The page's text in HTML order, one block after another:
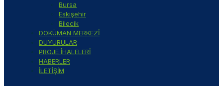
Bursa
Eskişehir
Bilecik
DOKÜMAN MERKEZİ
DUYURULAR
PROJE İHALELERİ
HABERLER
İLETİŞİM